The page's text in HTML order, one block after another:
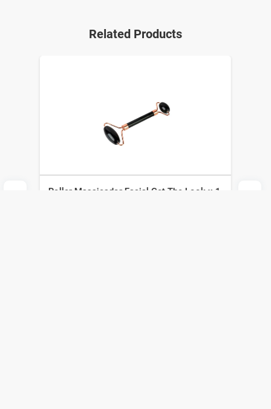
Related Products
Roller Masajeador Facial Get The Look x 1